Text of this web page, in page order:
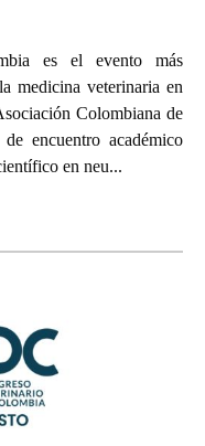
es el evento más
medicina veterinaria en
Colombiana de
encuentro académico
en neu...